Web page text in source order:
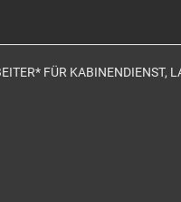
FÜR KABINENDIENST,